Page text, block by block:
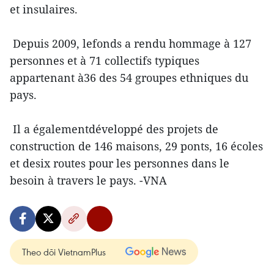
et insulaires.
Depuis 2009, lefonds a rendu hommage à 127
personnes et à 71 collectifs typiques
appartenant à36 des 54 groupes ethniques du
pays.
Il a égalementdéveloppé des projets de
construction de 146 maisons, 29 ponts, 16 écoles
et desix routes pour les personnes dans le
besoin à travers le pays. -VNA
Theo dõi VietnamPlus